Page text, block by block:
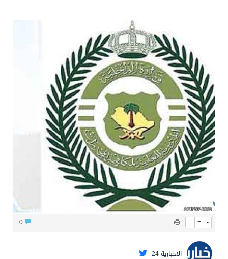
محافظ عفيف يؤدي صلاة عيد الأضحى
+ = -
الاخبارية 24